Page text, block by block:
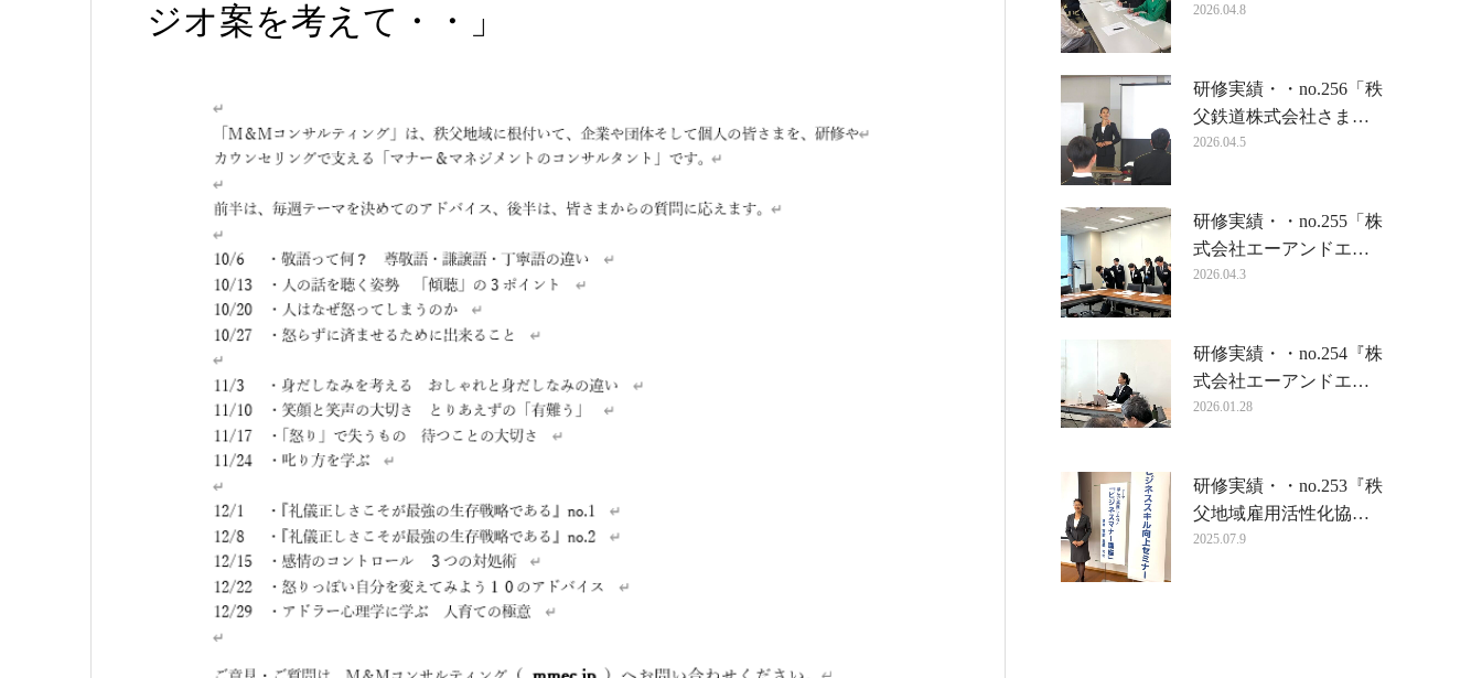
ジオ案を考えて・・」
2026.04.8
研修実績・・no.256「秩
父鉄道株式会社さま…
2026.04.5
研修実績・・no.255「株
式会社エーアンドエ…
2026.04.3
研修実績・・no.254『株
式会社エーアンドエ…
2026.01.28
研修実績・・no.253『秩
父地域雇用活性化協…
2025.07.9